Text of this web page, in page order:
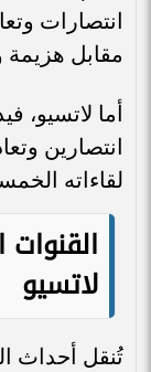
مقابل هزيمة
أما لاتسيو،
انتصارين
لقاءاته
القنوات
لاتسيو